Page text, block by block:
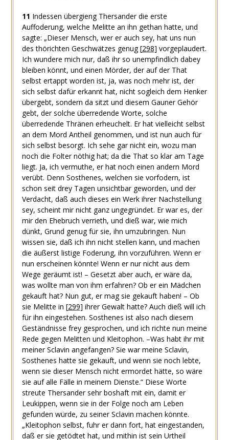
11 Indessen übergieng Thersander die erste
Auffoderung, welche Melitte an ihn gethan hatte, und
sagte: „Dieser Mensch, wer er auch sey, hat uns nun
des thörichten Geschwätzes genug[298] vorgeplaudert.
Ich wundere mich nur, daß ihr so unempfindlich dabey
bleiben könnt, und einen Mörder, der auf der That
selbst ertappt worden ist, ja, was noch mehr ist, der
sich selbst dafür erkannt hat, nicht sogleich dem Henker
übergebt, sondern da sitzt und diesem Gauner Gehör
gebt, der solche überredende Worte, solche
überredende Thränen erheuchelt. Er hat vielleicht selbst
an dem Mord Antheil genommen, und ist nun auch für
sich selbst besorgt. Ich sehe gar nicht ein, wozu man
noch die Folter nöthig hat; da die That so klar am Tage
liegt. Ja, ich vermuthe, er hat noch einen andern Mord
verübt. Denn Sosthenes, welchen sie vorfodern, ist
schon seit drey Tagen unsichtbar geworden, und der
Verdacht, daß auch dieses ein Werk ihrer Nachstellung
sey, scheint mir nicht ganz ungegründet. Er war es, der
mir den Ehebruch verrieth, und dieß war, wie mich
dünkt, Grund genug für sie, ihn umzubringen. Nun
wissen sie, daß ich ihn nicht stellen kann, und machen
die äußerst listige Foderung, ihn vorzuführen. Wenn er
nun erscheinen könnte! Wenn er nur nicht aus dem
Wege geräumt ist! – Gesetzt aber auch, er wäre da,
was wollte man von ihm erfahren? Ob er ein Mädchen
gekauft hat? Nun gut, er mag sie gekauft haben! – Ob
sie Melitte in [299] ihrer Gewalt hatte? Auch dieß will ich
für ihn eingestehen. Sosthenes ist also nach diesem
Geständnisse frey gesprochen, und ich richte nun meine
Rede gegen Melitten und Kleitophon. –Was habt ihr mit
meiner Sclavin angefangen? Sie war meine Sclavin,
Sosthenes hatte sie gekauft, und wenn sie noch lebte,
wenn sie dieser Mensch nicht ermordet hätte, so wäre
sie auf alle Fälle in meinem Dienste.“ Diese Worte
streute Thersander sehr boshaft mit ein, damit er
Leukippen, wenn sie in der Folge noch am Leben
gefunden würde, zu seiner Sclavin machen könnte.
„Kleitophon selbst, fuhr er dann fort, hat eingestanden,
daß er sie getödtet hat, und mithin ist sein Urtheil